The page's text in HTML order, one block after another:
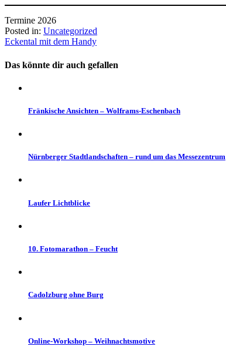
Termine 2026
Posted in: Uncategorized
Beitragsnavigation
Eckental mit dem Handy
Das könnte dir auch gefallen
Fränkische Ansichten – Wolframs-Eschenbach
Nürnberger Stadtlandschaften – rund um das Messezentrum
Laufer Lichtblicke
10. Fotomarathon – Feucht
Cadolzburg ohne Burg
Online-Workshop – Weihnachtsmotive